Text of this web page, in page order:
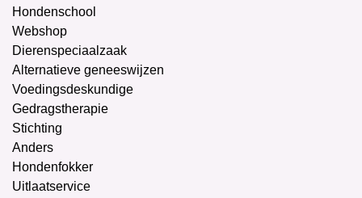
Hondenschool
Webshop
Dierenspeciaalzaak
Alternatieve geneeswijzen
Voedingsdeskundige
Gedragstherapie
Stichting
Anders
Hondenfokker
Uitlaatservice